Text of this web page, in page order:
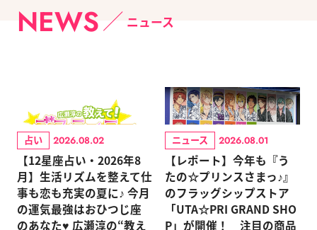
NEWS ニュース
占い 2026.08.02
【12星座占い・2026年8
月】生活リズムを整えて仕
事も恋も充実の夏に♪ 今月
の運気最強はおひつじ座
のあなた♥ 広瀬淳の“教え
ニュース 2026.08.01
【レポート】今年も『う
たの☆プリンスさまっ♪』
のフラッグシップストア
「UTA☆PRI GRAND SHO
P」が開催！ 注目の商品